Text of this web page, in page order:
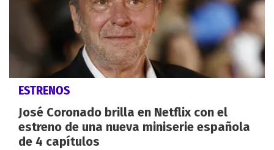
ESTRENOS
José Coronado brilla en Netflix con el
estreno de una nueva miniserie española
de 4 capítulos